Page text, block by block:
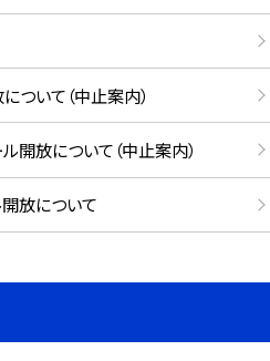
いて（中止案内）
開放について（中止案内）
開放について